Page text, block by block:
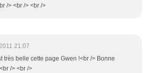
/> <br /> <br />
21:07
très belle cette page Gwen !<br /> Bonne
/> <br />